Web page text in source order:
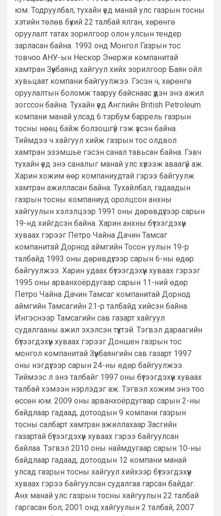
юм. Тодруулбал, тухайн үед манай улс газрын тосны
хэтийн төлөв бүхий 22 талбай ялган, хөрөнгө
оруулалт татах зорилгоор олон улсын тендер
зарласан байна. 1993 онд Монгол Газрын тос
товчоо АНУ-ын Нескор Энержи компанитай
хамтран Зүүнбаянд хайгуул хийх зорилгоор Баян ойл
хувьцаат компани байгуулжээ. Гэсэн ч, хөрөнгө
оруулалтын боломж тааруу байснаас үүдэн энэ ажил
зогссон байна. Тухайн үед Английн British Petroleum
компани манай улсад 6 тэрбум баррель газрын
тосны нөөц байж болзошгүй гэж үзсэн байна.
Тиймдээ ч хайгуул хийж газрын тос олдвол
хамтран эзэмшье гэсэн санал тавьсан байна. Гэвч
тухайн үед энэ саналыг манай улс хүлээж аваагүй аж.
Харин хожим өөр компаниудтай гэрээ байгуулж
хамтран ажилласан байна. Тухайлбал, гадаадын
газрын тосны компаниуд оролцсон анхны
хайгуулын хэлэлцээр 1991 оны дөрөвдүгээр сарын
19-нд хийгдсэн байна. Харин анхны бүтээгдэхүүн
хуваах гэрээг Петро Чайна Дачин Тамсаг
компанитай Дорнод аймгийн Тосон уулын 19-р
талбайд 1993 оны дөрөвдүгээр сарын 6-ны өдөр
байгуулжээ. Харин удаах бүтээгдэхүүн хуваах гэрээг
1995 оны арванхоёрдугаар сарын 11-ний өдөр
Петро Чайна Дачин Тамсаг компанитай Дорнод
аймгийн Тамсагийн 21-р талбайд хийсэн байна.
Ингэснээр Тамсагийн сав газарт хайгуул
судалгааны ажил эхэлсэн түүхтэй. Тэгвэл дараагийн
бүтээгдэхүүн хуваах гэрээг Доншен газрын тос
монгол компанитай Зүүнбаянгийн сав газарт 1997
оны нэгдүгээр сарын 24-ны өдөр байгуулжээ.
Тиймээс л энэ талбайг 1997 оны бүтээгдэхүүн хуваах
талбай хэмээн нэрлэдэг аж. Тэгвэл хожим энэ тоо
өссөн юм. 2009 оны арванхоёрдугаар сарын 2-ны
байдлаар гадаад, дотоодын 9 компани газрын
тосны салбарт хамтран ажиллахаар Засгийн
газартай бүтээгдэхүүн хуваах гэрээ байгуулсан
байлаа. Тэгвэл 2010 оны наймдугаар сарын 10-ны
байдлаар гадаад, дотоодын 12 компани манай
улсад газрын тосны хайгуул хийхээр бүтээгдэхүүн
хуваах гэрээ байгуулсан судалгаа гарсан байдаг.
Анх манай улс газрын тосны хайгуулын 22 талбай
гаргасан бол, 2001 онд хайгуулын 2 талбай, 2007